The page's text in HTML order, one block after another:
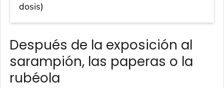
dosis)
Después de la exposición al
sarampión, las paperas o la
rubéola